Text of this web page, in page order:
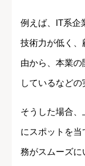
例えば、IT系企
技術力が低く、
由から、本業の
しているなどの
そうした場合
にスポットを
務がスムーズ